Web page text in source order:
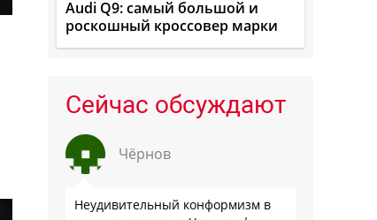
Audi Q9: самый большой и
роскошный кроссовер марки
Сейчас обсуждают
Чёрнов
Неудивительный конформизм в